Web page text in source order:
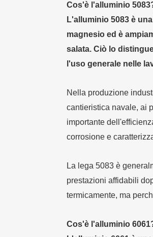
Cos'è l'alluminio
L'alluminio 5083 è
magnesio ed è
salata. Ciò lo
l'uso generale nelle
Nella produzione
cantieristica navale, ai
importante
corrosione e
La lega 5083 è
prestazioni affidabili
termicamente, ma
Cos'è l'alluminio